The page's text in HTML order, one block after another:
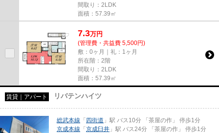
間取り：2LDK
面積：57.39㎡
7.3万円
(管理費・共益費 5,500円)
敷：0ヶ月｜礼：1ヶ月
所在階：2階
間取り：2LDK
面積：57.39㎡
賃貸｜アパート リバテンハイツ
総武本線 「四街道 」駅 バス10分 「茶屋の作」 停歩1分
京成本線 「京成臼井 」駅 バス24分 「茶屋の作」 停歩1分